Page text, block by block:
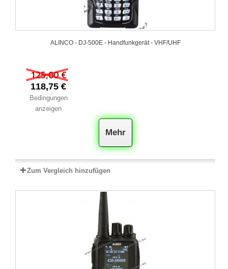
ALINCO - DJ-500E - Handfunkgerät - VHF/UHF
125,00 €
118,75 €
Bedingungen
anzeigen
Mehr
Zum Vergleich hinzufügen